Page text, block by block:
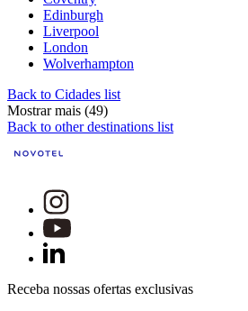
Edinburgh
Liverpool
London
Wolverhampton
Back to Cidades list
Mostrar mais (49)
Back to other destinations list
Receba nossas ofertas exclusivas